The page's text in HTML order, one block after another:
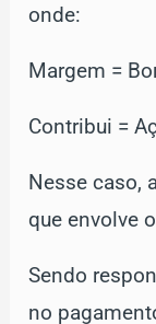
onde:
Margem =
Contribui =
Nesse caso,
que envolve
Sendo
no